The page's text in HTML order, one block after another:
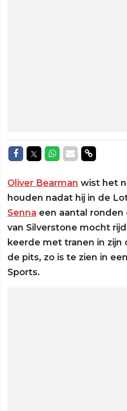
Delen op Facebook
Delen op Twitter
Delen opDelen via
Delen
Oliver Bearman wist het
houden nadat hij in de
Senna een aantal
van Silverstone mocht
keerde met tranen in zijn
de pits, zo is te zien in
Sports.